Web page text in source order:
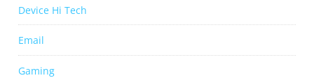
Device Hi Tech
Email
Gaming